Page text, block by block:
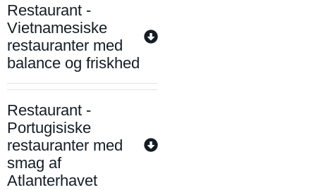
Restaurant -
Vietnamesiske
restauranter med
balance og friskhed
Restaurant -
Portugisiske
restauranter med
smag af
Atlanterhavet